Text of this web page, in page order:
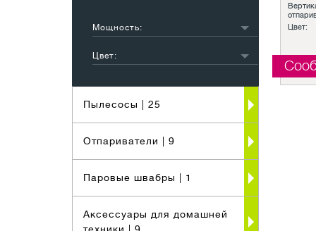
Цвет:
Мощность:
2001-2500 Вт
3
Цвет:
другой
6
Пылесосы | 25
Отпариватели | 9
Паровые швабры | 1
Аксессуары для домашней